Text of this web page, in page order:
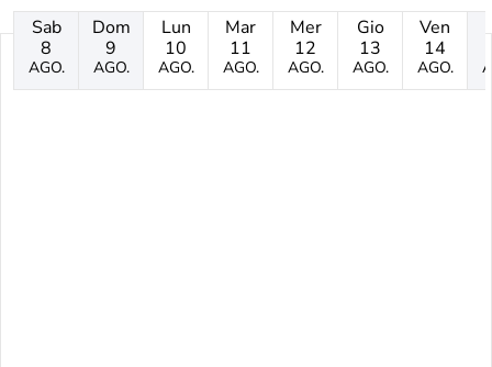
Sab
8
AGO.
Dom
9
AGO.
Lun
10
AGO.
Mar
11
AGO.
Mer
12
AGO.
Gio
13
AGO.
Ven
14
AGO.